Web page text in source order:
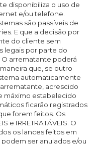
disponibiliza o uso de
e/ou telefone.
são passíveis de
E que a decisão por
do cliente sem
legais por parte do
O arrematante poderá
que, se outro
automaticamente
acrescido
máximo estabelecido
ficarão registrados
forem feitos. Os
e IRRETRATÁVEIS. O
os lances feitos em
ser anulados e/ou